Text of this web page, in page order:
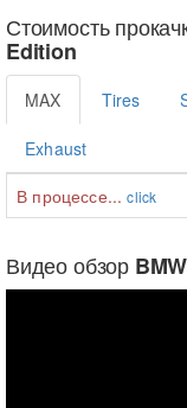
Стоимость
Edition
MAX Tires
Exhaust
В процессе...click
Видео обзор